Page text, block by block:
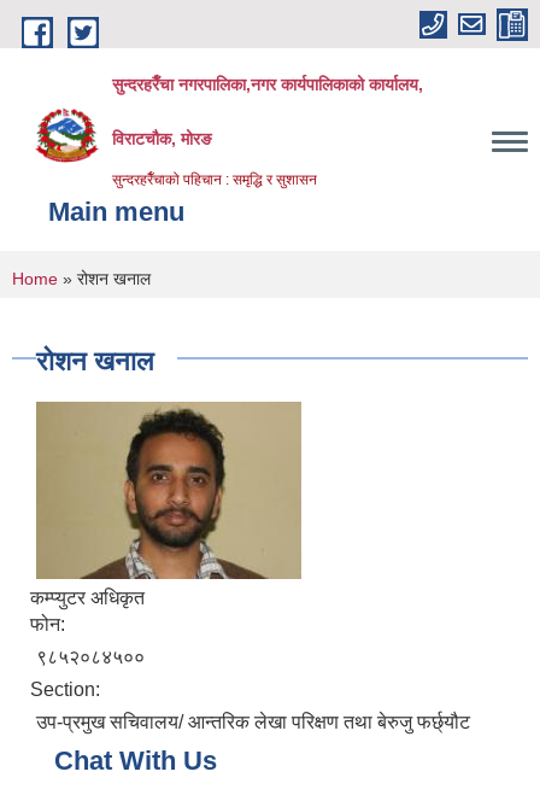
Skip to main content
सुन्दरहरैँचा नगरपालिका,नगर कार्यपालिकाको कार्यालय,
विराटचौक, मोरङ
सुन्दरहरैँचाको पहिचान : समृद्धि र सुशासन
Main menu
You are here
Home » रोशन खनाल
रोशन खनाल
कम्प्युटर अधिकृत
फोन:
९८५२०८४५००
Section:
उप-प्रमुख सचिवालय/ आन्तरिक लेखा परिक्षण तथा बेरुजु फर्छ्यौट
Chat With Us